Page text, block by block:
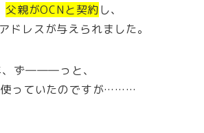
父親がOCNと契約し、
ドレスが与えられました。
、ず―――っと、
使っていたのですが………